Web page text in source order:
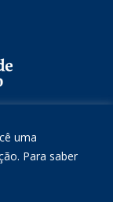
uma
Para saber